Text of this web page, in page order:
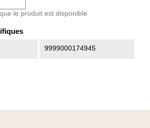
le produit est disponible
9999000174945